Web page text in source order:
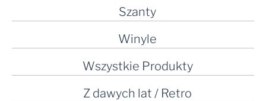
Szanty
Winyle
Wszystkie Produkty
Z dawych lat / Retro